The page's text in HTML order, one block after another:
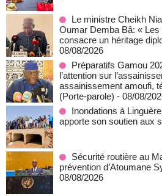
Le ministre Cheikh
Oumar Demba Bâ: «
consacre un héritage
08/08/2026
Préparatifs Gamou
l’attention sur
assainissement amoufi,
(Porte-parole) - 08/08/
Inondations à
apporte son soutien aux
Sécurité routière au
prévention d’Atoumane
08/08/2026